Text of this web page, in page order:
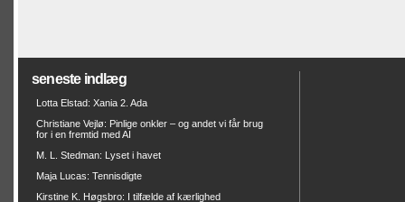
seneste indlæg
Lotta Elstad: Xania 2. Ada
Christiane Vejlø: Pinlige onkler – og andet vi får brug
for i en fremtid med AI
M. L. Stedman: Lyset i havet
Maja Lucas: Tennisdigte
Kirstine K. Høgsbro: I tilfælde af kærlighed